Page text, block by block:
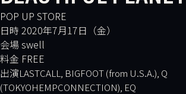
会場
POP UP STORE
日時 2020年7月17日（金）
会場 swell
料金 FREE
出演LASTCALL, BIGFOOT (from U.S.A.), Q
(TOKYOHEMPCONNECTION), EQ